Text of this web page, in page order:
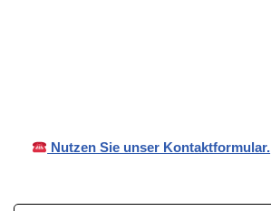
Nutzen Sie unser Kontaktformular.